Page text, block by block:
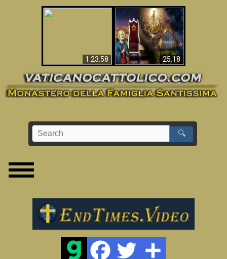
1:23:58 25:18
La Bibbia ha previsto
70 anni senza Papa?
🔍